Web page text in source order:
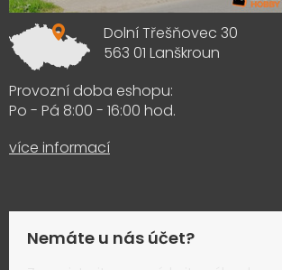
Dolní Třešňovec 30
563 01 Lanškroun
Provozní doba eshopu:
Po - Pá 8:00 - 16:00 hod.
více informací
Nemáte u nás účet?